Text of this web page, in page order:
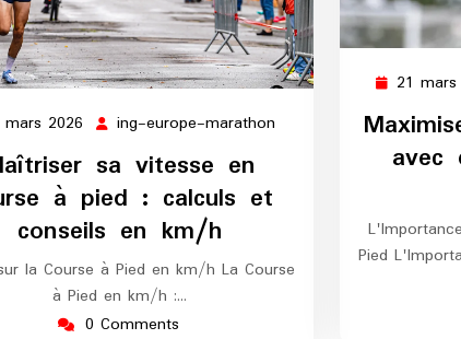
mars 2026 25
2026
ing-europe-marathon
sa vitesse en
à pied : calculs et
conseils en km/h
la Course à Pied en km/h La Course
à Pied en km/h :…
0 Comments
21
avec
Pied